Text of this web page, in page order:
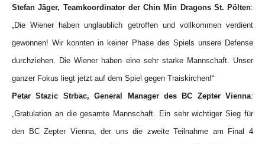
Stefan Jäger, Teamkoordinator der Chin Min Dragons St. Pölten:
„Die Wiener haben unglaublich getroffen und vollkommen verdient
gewonnen! Wir konnten in keiner Phase des Spiels unsere Defense
durchziehen. Die Wiener haben eine sehr starke Mannschaft. Unser
ganzer Fokus liegt jetzt auf dem Spiel gegen Traiskirchen!“
Petar Stazic Strbac, General Manager des BC Zepter Vienna:
„Gratulation an die gesamte Mannschaft. Ein sehr wichtiger Sieg für
den BC Zepter Vienna, der uns die zweite Teilnahme am Final 4